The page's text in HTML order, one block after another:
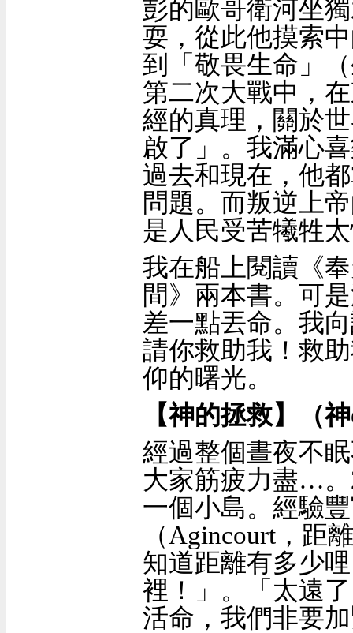
彭的歐哥衛河坐
耍，從此他摸索
到「敬畏生命」
（
第二次大戰中，
經的真理，關於
啟了」。我滿心
過去和現在，他
問題。而叛逆上
是人民受苦犧牲
我在船上閱讀《
間》兩本書。可
差一點丟命。我
請你救助我！救
仰的曙光。
【神的拯救】
（
經過整個晝夜不
大家筋疲力盡…。
一個小島。經驗
（Agincourt ，距
知道距離有多少
裡！」。「太遠
活命，我們非要